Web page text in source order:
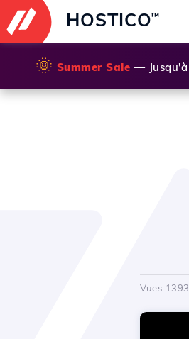
HOSTICO™
🌞 Summer Sale — Jusqu'à
Vues 1393